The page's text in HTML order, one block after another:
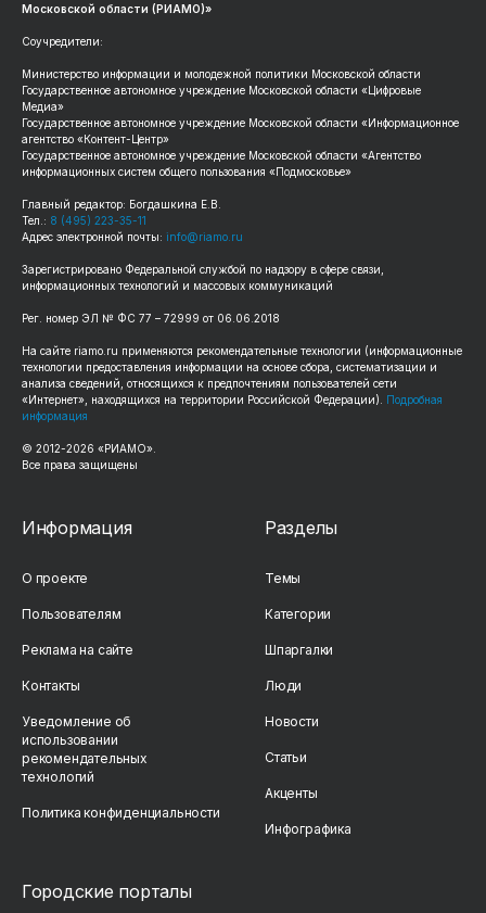
Московской области (РИАМО)»
Соучредители:
Министерство информации и молодежной политики Московской области
Государственное автономное учреждение Московской области «Цифровые
Медиа»
Государственное автономное учреждение Московской области «Информационное
агентство «Контент-Центр»
Государственное автономное учреждение Московской области «Агентство
информационных систем общего пользования «Подмосковье»
Главный редактор: Богдашкина Е.В.
Тел.: 8 (495) 223-35-11
Адрес электронной почты: info@riamo.ru
Зарегистрировано Федеральной службой по надзору в сфере связи,
информационных технологий и массовых коммуникаций
Рег. номер ЭЛ № ФС 77 – 72999 от 06.06.2018
На сайте riamo.ru применяются рекомендательные технологии (информационные
технологии предоставления информации на основе сбора, систематизации и
анализа сведений, относящихся к предпочтениям пользователей сети
«Интернет», находящихся на территории Российской Федерации). Подробная
информация
© 2012-2026 «РИАМО».
Все права защищены
Информация
О проекте
Пользователям
Реклама на сайте
Контакты
Уведомление об
использовании
рекомендательных
технологий
Политика конфиденциальности
Разделы
Темы
Категории
Шпаргалки
Люди
Новости
Статьи
Акценты
Инфографика
Городские порталы